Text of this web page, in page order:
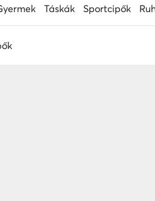
Táskák Sportcipők